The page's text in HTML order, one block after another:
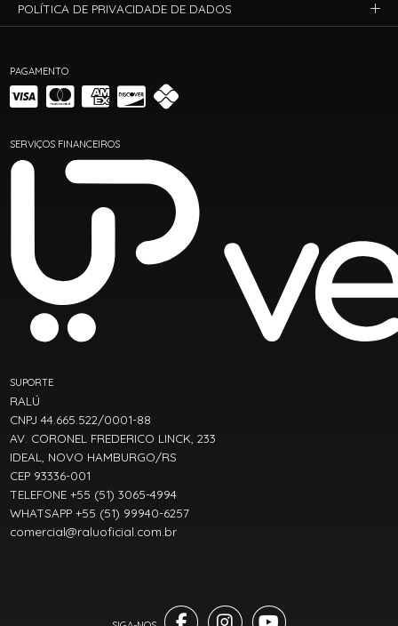
PAGAMENTO
SERVIÇOS FINANCEIROS
SUPORTE
RALÚ
CNPJ 44.665.522/0001-88
AV. CORONEL FREDERICO LINCK, 233
IDEAL, NOVO HAMBURGO/RS
CEP 93336-001
TELEFONE +55 (51) 3065-4994
WHATSAPP +55 (51) 99940-6257
comercial@raluoficial.com.br
POLÍTICA DE PRIVACIDADE DE DADOS